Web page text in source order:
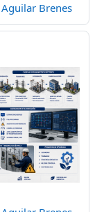
Brenes